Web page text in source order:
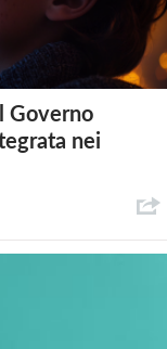
Governo
nei